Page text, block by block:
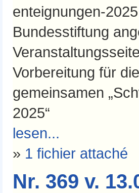
enteignungen-
Bundesstiftung
Vorbereitung für
gemeinsamen
2025“
lesen...
» 1 fichier attaché
Nr. 369 v.